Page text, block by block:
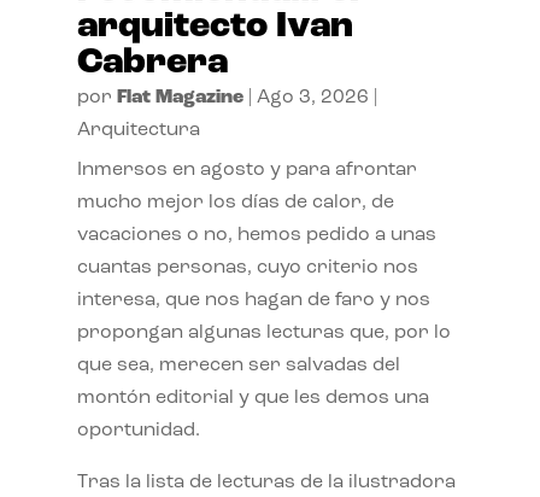
arquitecto Ivan
Cabrera
por Flat Magazine| Ago 3, 2026
Arquitectura
Inmersos en agosto y para afrontar
mucho mejor los días de calor, de
vacaciones o no, hemos pedido a unas
cuantas personas, cuyo criterio nos
interesa, que nos hagan de faro y nos
propongan algunas lecturas que, por lo
que sea, merecen ser salvadas del
montón editorial y que les demos una
oportunidad.
Tras la lista de lecturas de la ilustradora